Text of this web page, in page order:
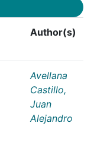
Author(s)
Avellana
Castillo,
Juan
Alejandro